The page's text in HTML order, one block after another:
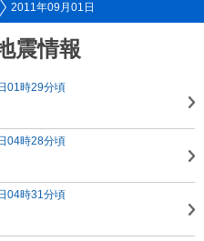
2011年09月01日
震情報
01時29分頃
04時28分頃
04時31分頃